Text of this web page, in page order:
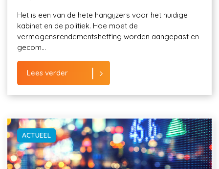
Het is een van de hete hangijzers voor het huidige
kabinet en de politiek. Hoe moet de
vermogensrendementsheffing worden aangepast en
gecom...
Lees verder
ACTUEEL